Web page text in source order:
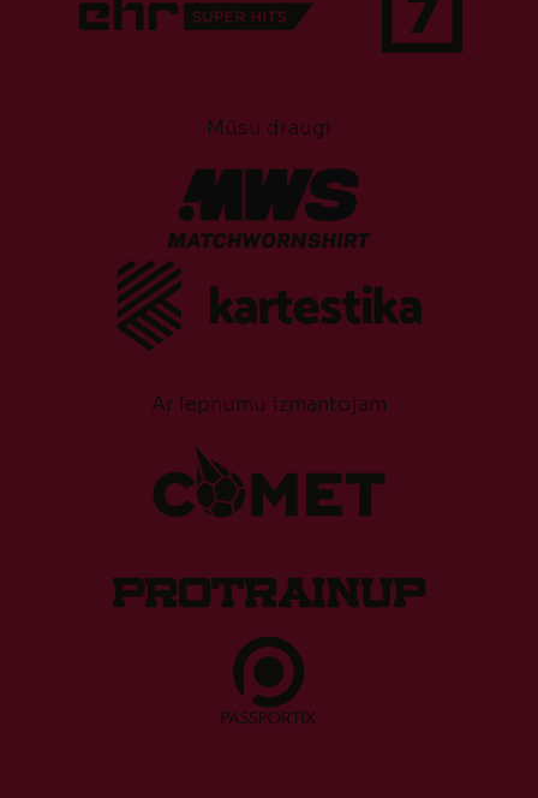
Mūsu draugi
Ar lepnumu izmantojam